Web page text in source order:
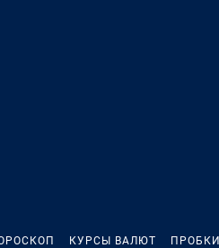
КУРСЫ ВАЛЮТ ПРОБКИ